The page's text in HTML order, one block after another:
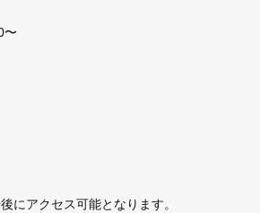
〜
にアクセス可能となります。